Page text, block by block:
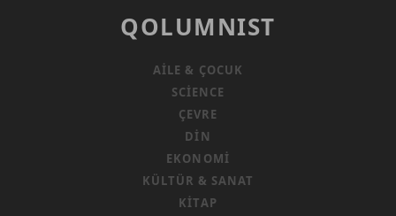
QOLUMNIST
AILE & ÇOCUK
SCIENCE
ÇEVRE
DIN
EKONOMI
KÜLTÜR & SANAT
KITAP